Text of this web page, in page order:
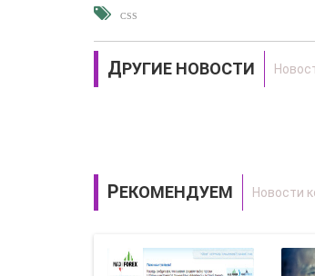
CSS
ДРУГИЕ НОВОСТИ
РЕКОМЕНДУЕМ